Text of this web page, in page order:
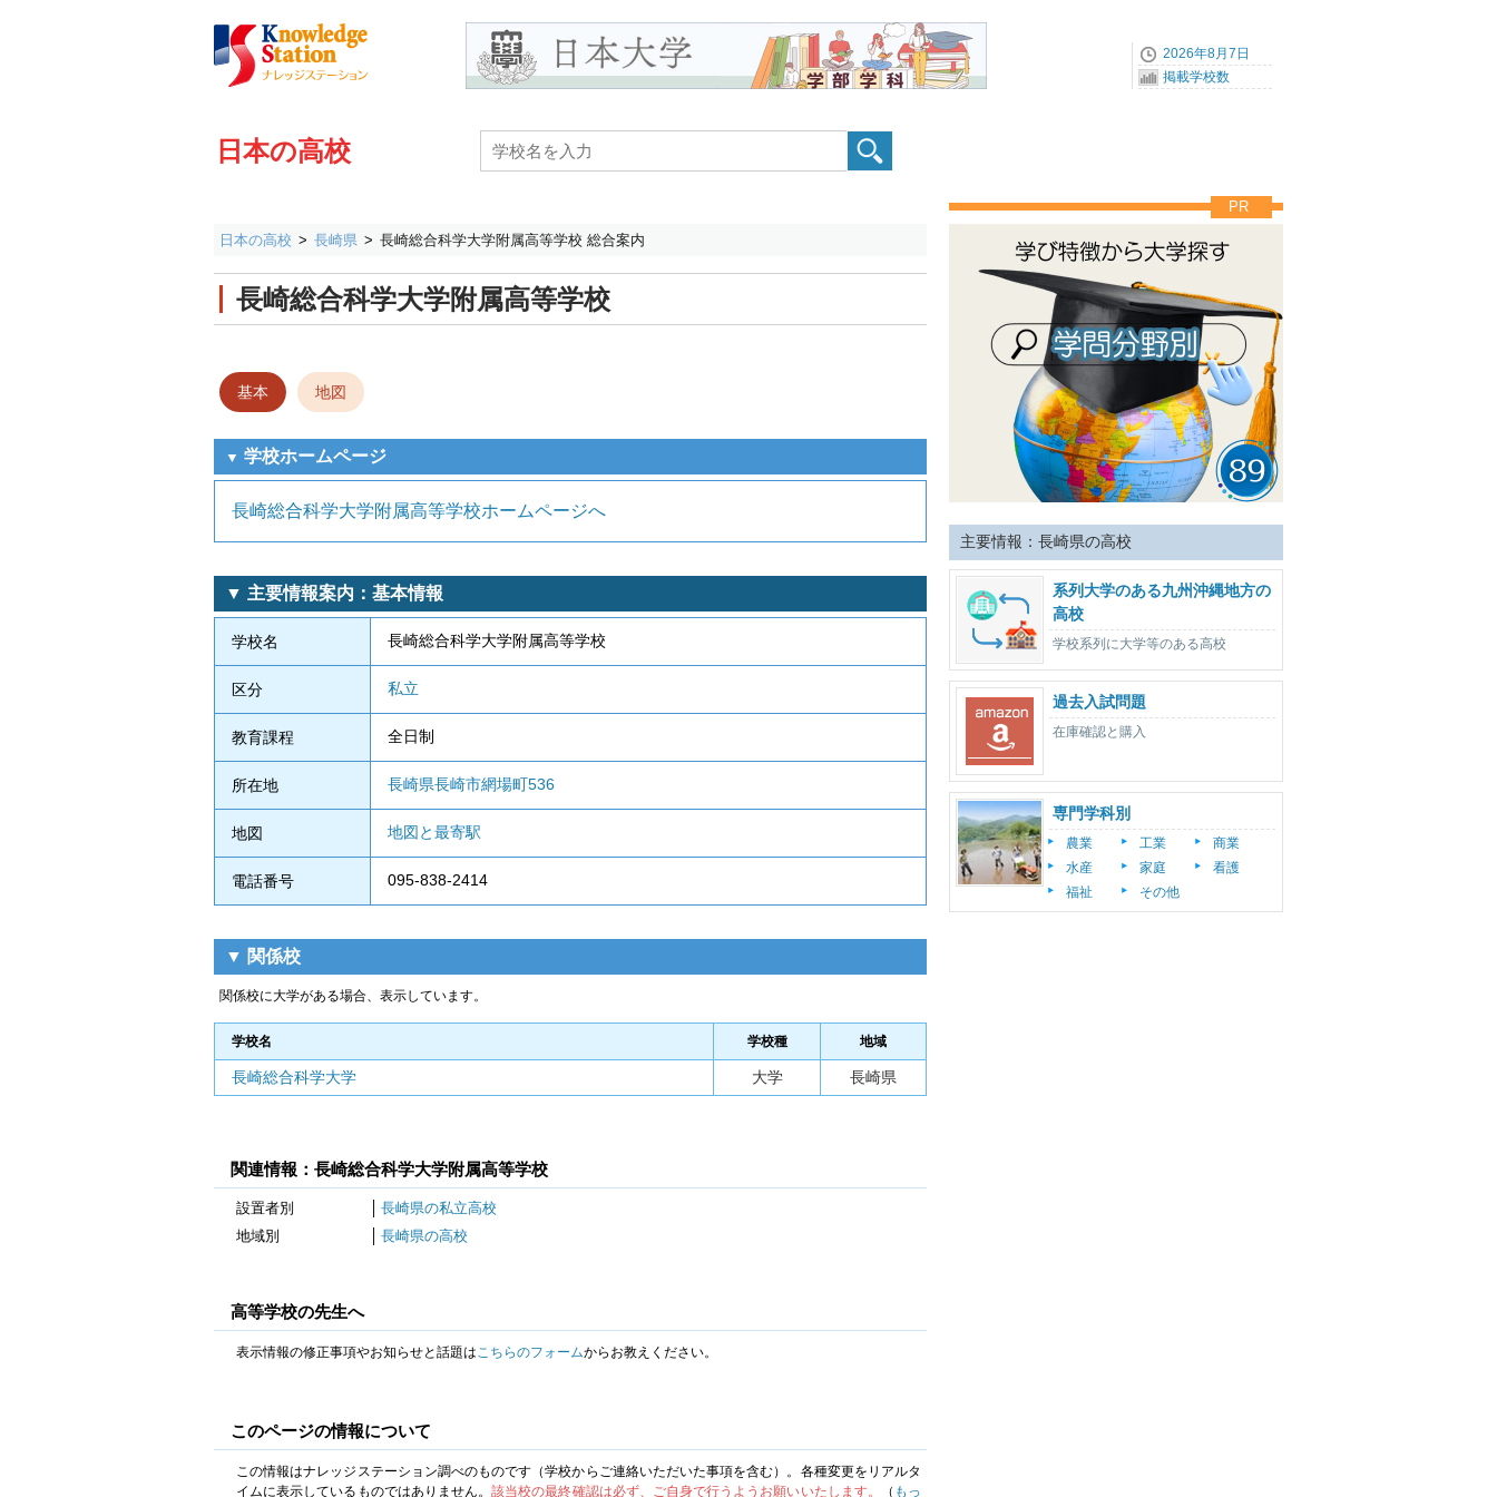
2026年8月7日
掲載学校数
日本の高校
日本の高校 長崎県 長崎総合科学大学附属高等学校 総合案内
長崎総合科学大学附属高等学校
基本 地図
▼ 学校ホームページ
長崎総合科学大学附属高等学校ホームページへ
▼ 主要情報案内：基本情報
学校名 長崎総合科学大学附属高等学校
区分 私立
教育課程 全日制
所在地 長崎県長崎市網場町536
地図 地図と最寄駅
電話番号 095-838-2414
▼ 関係校
関係校に大学がある場合、表示しています。
学校名 学校種 地域
長崎総合科学大学 大学 長崎県
関連情報：長崎総合科学大学附属高等学校
設置者別
長崎県の私立高校
地域別
長崎県の高校
高等学校の先生へ
表示情報の修正事項やお知らせと話題はこちらのフォームからお教えください。
このページの情報について
この情報はナレッジステーション調べのものです（学校からご連絡いただいた事項を含む）。各種変更をリアルタ
イムに表示しているものではありません。該当校の最終確認は必ず、ご自身で行うようお願いいたします。 （ もっ
PR
主要情報：長崎県の高校
系列大学のある九州沖縄地方の
高校
学校系列に大学等のある高校
過去入試問題
在庫確認と購入
専門学科別
農業 工業
商業
水産
家庭
看護
福祉
その他